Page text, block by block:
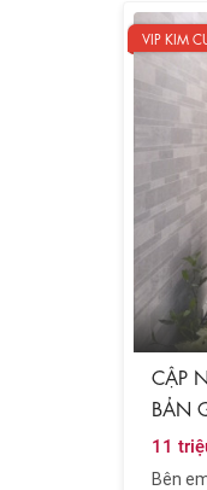
VIP KIM
CẬP
BẢN
11
Bên